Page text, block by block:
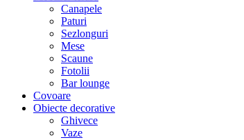
Canapele
Paturi
Sezlonguri
Mese
Scaune
Fotolii
Bar lounge
Covoare
Obiecte decorative
Ghivece
Vaze